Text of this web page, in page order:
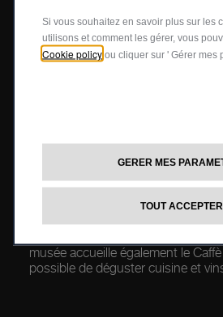
Ce musée ne se contente
expositions interactives mais
partage et la transmission de la
musée accueille également le
possible de déguster cuisine et
Si vous souhaitez en savoir plus sur les
utilisons et comment les gérer, vous
Cookie policy ou cliquer sur ' Gérer mes
GERER MES
TOUT ACCEPTER